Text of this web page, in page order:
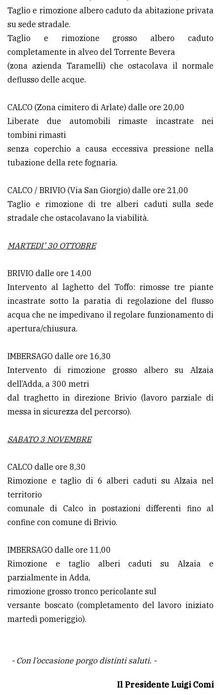
Taglio e rimozione albero caduto da abitazione privata
su sede stradale.
Taglio e rimozione grosso albero caduto
completamente in alveo del Torrente Bevera
(zona azienda Taramelli) che ostacolava il normale
deflusso delle acque.
CALCO (Zona cimitero di Arlate) dalle ore 20,00
Liberate due automobili rimaste incastrate nei
tombini rimasti
senza coperchio a causa eccessiva pressione nella
tubazione della rete fognaria.
CALCO / BRIVIO (Via San Giorgio) dalle ore 21,00
Taglio e rimozione di tre alberi caduti sulla sede
stradale che ostacolavano la viabilità.
MARTEDI’ 30 OTTOBRE
BRIVIO dalle ore 14,00
Intervento al laghetto del Toffo: rimosse tre piante
incastrate sotto la paratia di regolazione del flusso
acqua che ne impedivano il regolare funzionamento di
apertura/chiusura.
IMBERSAGO dalle ore 16,30
Intervento di rimozione grosso albero su Alzaia
dell’Adda, a 300 metri
dal traghetto in direzione Brivio (lavoro parziale di
messa in sicurezza del percorso).
SABATO 3 NOVEMBRE
CALCO dalle ore 8,30
Rimozione e taglio di 6 alberi caduti su Alzaia nel
territorio
comunale di Calco in postazioni differenti fino al
confine con comune di Brivio.
IMBERSAGO dalle ore 11,00
Rimozione e taglio alberi caduti su Alzaia e
parzialmente in Adda,
rimozione grosso tronco pericolante sul
versante boscato (completamento del lavoro iniziato
martedì pomeriggio).
- Con l’occasione porgo distinti saluti. -
Il Presidente Luigi Comi